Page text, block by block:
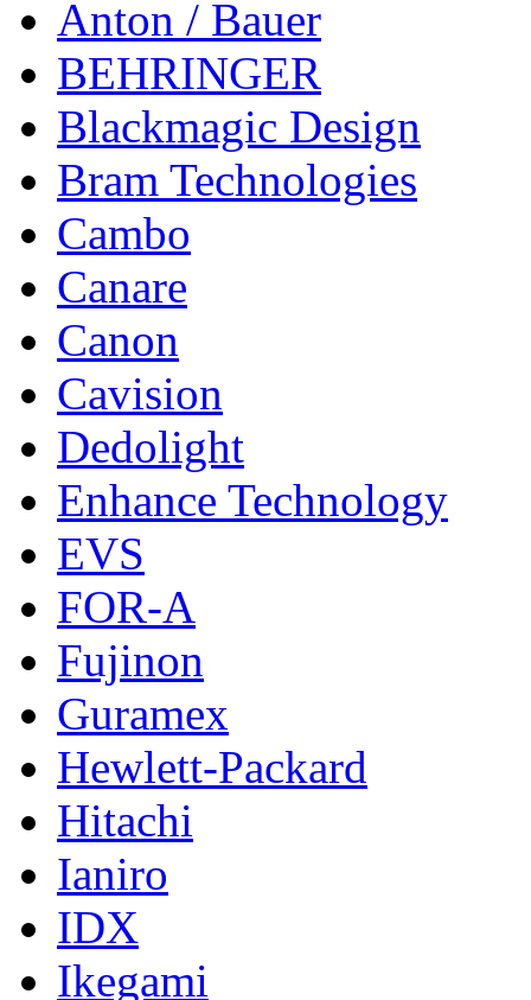
Anton / Bauer
BEHRINGER
Blackmagic Design
Bram Technologies
Cambo
Canare
Canon
Cavision
Dedolight
Enhance Technology
EVS
FOR-A
Fujinon
Guramex
Hewlett-Packard
Hitachi
Ianiro
IDX
Ikegami